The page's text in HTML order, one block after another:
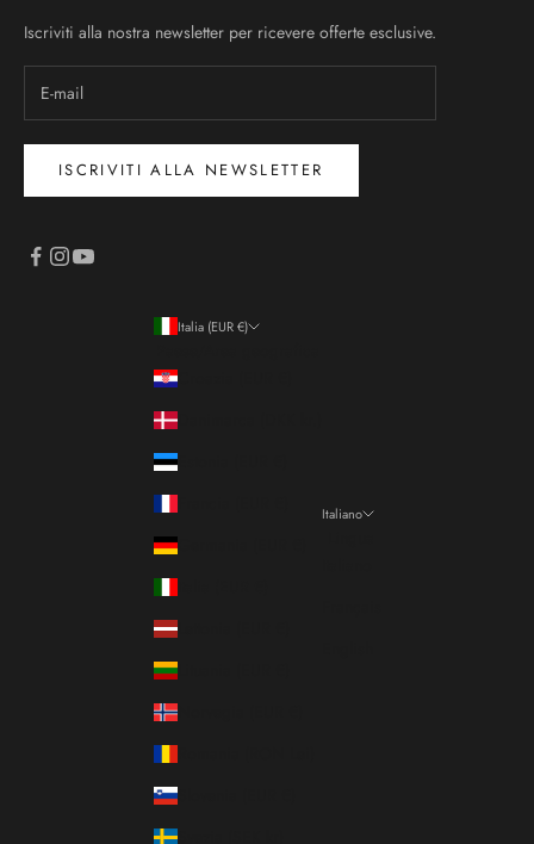
Iscriviti alla nostra newsletter per ricevere offerte esclusive.
ISCRIVITI ALLA NEWSLETTER
Italia (EUR €)
Croazia (EUR €)
Danimarca (DKK kr.)
Estonia (EUR €)
Francia (EUR €)
Germania (EUR €)
Italia (EUR €)
Lettonia (EUR €)
Lituania (EUR €)
Norvegia (EUR €)
Romania (RON Lei)
Slovenia (EUR €)
Svezia (SEK kr)
Italiano